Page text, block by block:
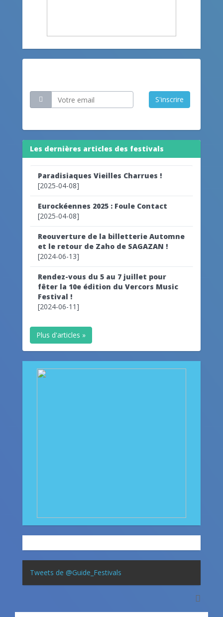
S'inscrire
Les dernières articles des festivals
Paradisiaques Vieilles Charrues !
[2025-04-08]
Eurockéennes 2025 : Foule Contact
[2025-04-08]
Reouverture de la billetterie Automne
et le retour de Zaho de SAGAZAN !
[2024-06-13]
Rendez-vous du 5 au 7 juillet pour
fêter la 10e édition du Vercors Music
Festival !
[2024-06-11]
Plus d'articles »
Tweets de @Guide_Festivals